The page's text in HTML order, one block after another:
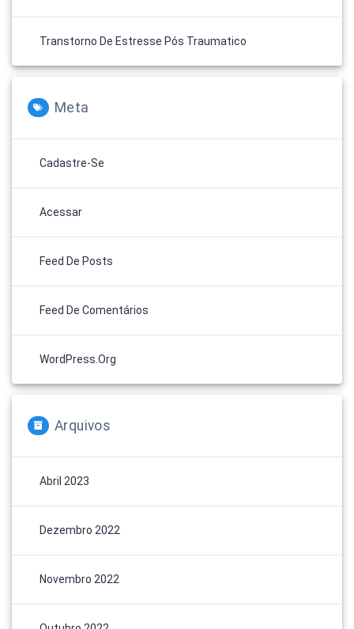
Transtorno De Estresse Pós Traumatico
Meta
Cadastre-Se
Acessar
Feed De Posts
Feed De Comentários
WordPress.org
Arquivos
Abril 2023
Dezembro 2022
Novembro 2022